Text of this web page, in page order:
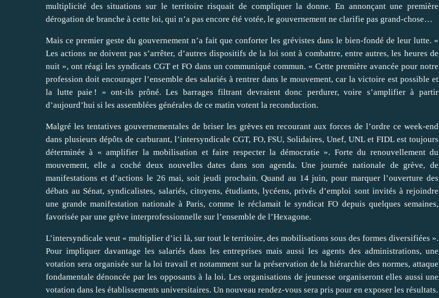
multiplicité des situations sur le territoire risquait de compliquer la donne. En annonçant une première
dérogation de branche à cette loi, qui n’a pas encore été votée, le gouvernement ne clarifie pas grand-chose…
Mais ce premier geste du gouvernement n’a fait que conforter les grévistes dans le bien-fondé de leur lutte. «
Les actions ne doivent pas s’arrêter, d’autres dispositifs de la loi sont à combattre, entre autres, les heures de
nuit », ont réagi les syndicats CGT et FO dans un communiqué commun. « Cette première avancée pour notre
profession doit encourager l’ensemble des salariés à rentrer dans le mouvement, car la victoire est possible et
la lutte paie ! » ont-ils prôné. Les barrages filtrant devraient donc perdurer, voire s’amplifier à partir
d’aujourd’hui si les assemblées générales de ce matin votent la reconduction.
Malgré les tentatives gouvernementales de briser les grèves en recourant aux forces de l’ordre ce week-end
dans plusieurs dépôts de carburant, l’intersyndicale CGT, FO, FSU, Solidaires, Unef, UNL et FIDL est toujours
déterminée à « amplifier la mobilisation et faire respecter la démocratie ». Forte du renouvellement du
mouvement, elle a coché deux nouvelles dates dans son agenda. Une journée nationale de grève, de
manifestations et d’actions le 26 mai, soit jeudi prochain. Quand au 14 juin, pour marquer l’ouverture des
débats au Sénat, syndicalistes, salariés, citoyens, étudiants, lycéens, privés d’emploi sont invités à rejoindre
une grande manifestation nationale à Paris, comme le réclamait le syndicat FO depuis quelques semaines,
favorisée par une grève interprofessionnelle sur l’ensemble de l’Hexagone.
L’intersyndicale veut « multiplier d’ici là, sur tout le territoire, des mobilisations sous des formes diversifiées ».
Pour impliquer davantage les salariés dans les entreprises mais aussi les agents des administrations, une
votation sera organisée sur la loi travail et notamment sur la préservation de la hiérarchie des normes, attaque
fondamentale dénoncée par les opposants à la loi. Les organisations de jeunesse organiseront elles aussi une
votation dans les établissements universitaires. Un nouveau rendez-vous sera pris pour en exposer les résultats.